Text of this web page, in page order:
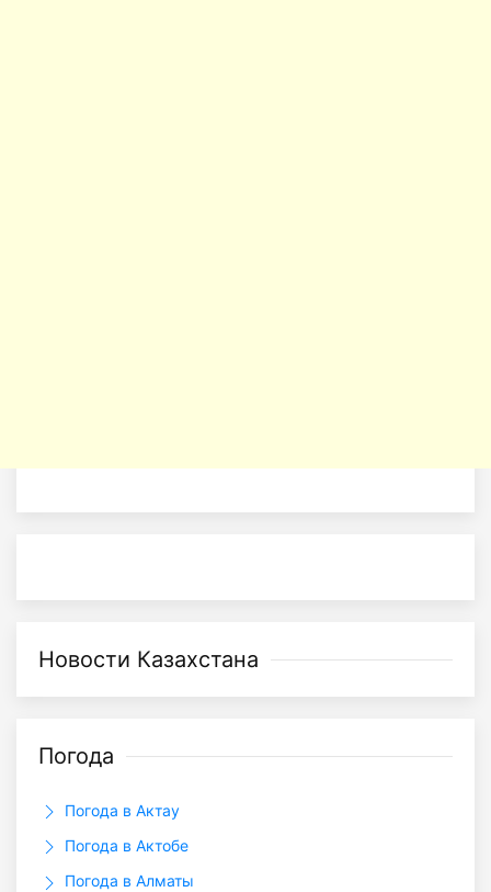
Новости Казахстана
Погода
Погода в Актау
Погода в Актобе
Погода в Алматы